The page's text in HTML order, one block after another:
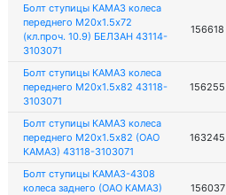
Болт ступицы КАМАЗ колеса
переднего М20х1.5х72
(кл.проч. 10.9) БЕЛЗАН 43114-
3103071
156618
Болт ступицы КАМАЗ колеса
переднего М20х1.5х82 43118-
3103071
156255
Болт ступицы КАМАЗ колеса
переднего М20х1.5х82 (ОАО
КАМАЗ) 43118-3103071
163245
Болт ступицы КАМАЗ-4308
колеса заднего (ОАО КАМАЗ)
156037